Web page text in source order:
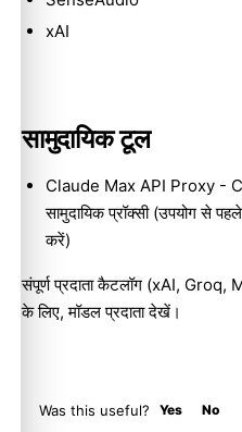
xAI
सामुदायिक टूल
Claude Max API Proxy-
सामुदायिक प्रॉक्सी (उपयोग से
करें)
संपूर्ण प्रदाता कैटलॉग (xAI,
के लिए,मॉडल प्रदातादेखें।
Was this useful? Yes No